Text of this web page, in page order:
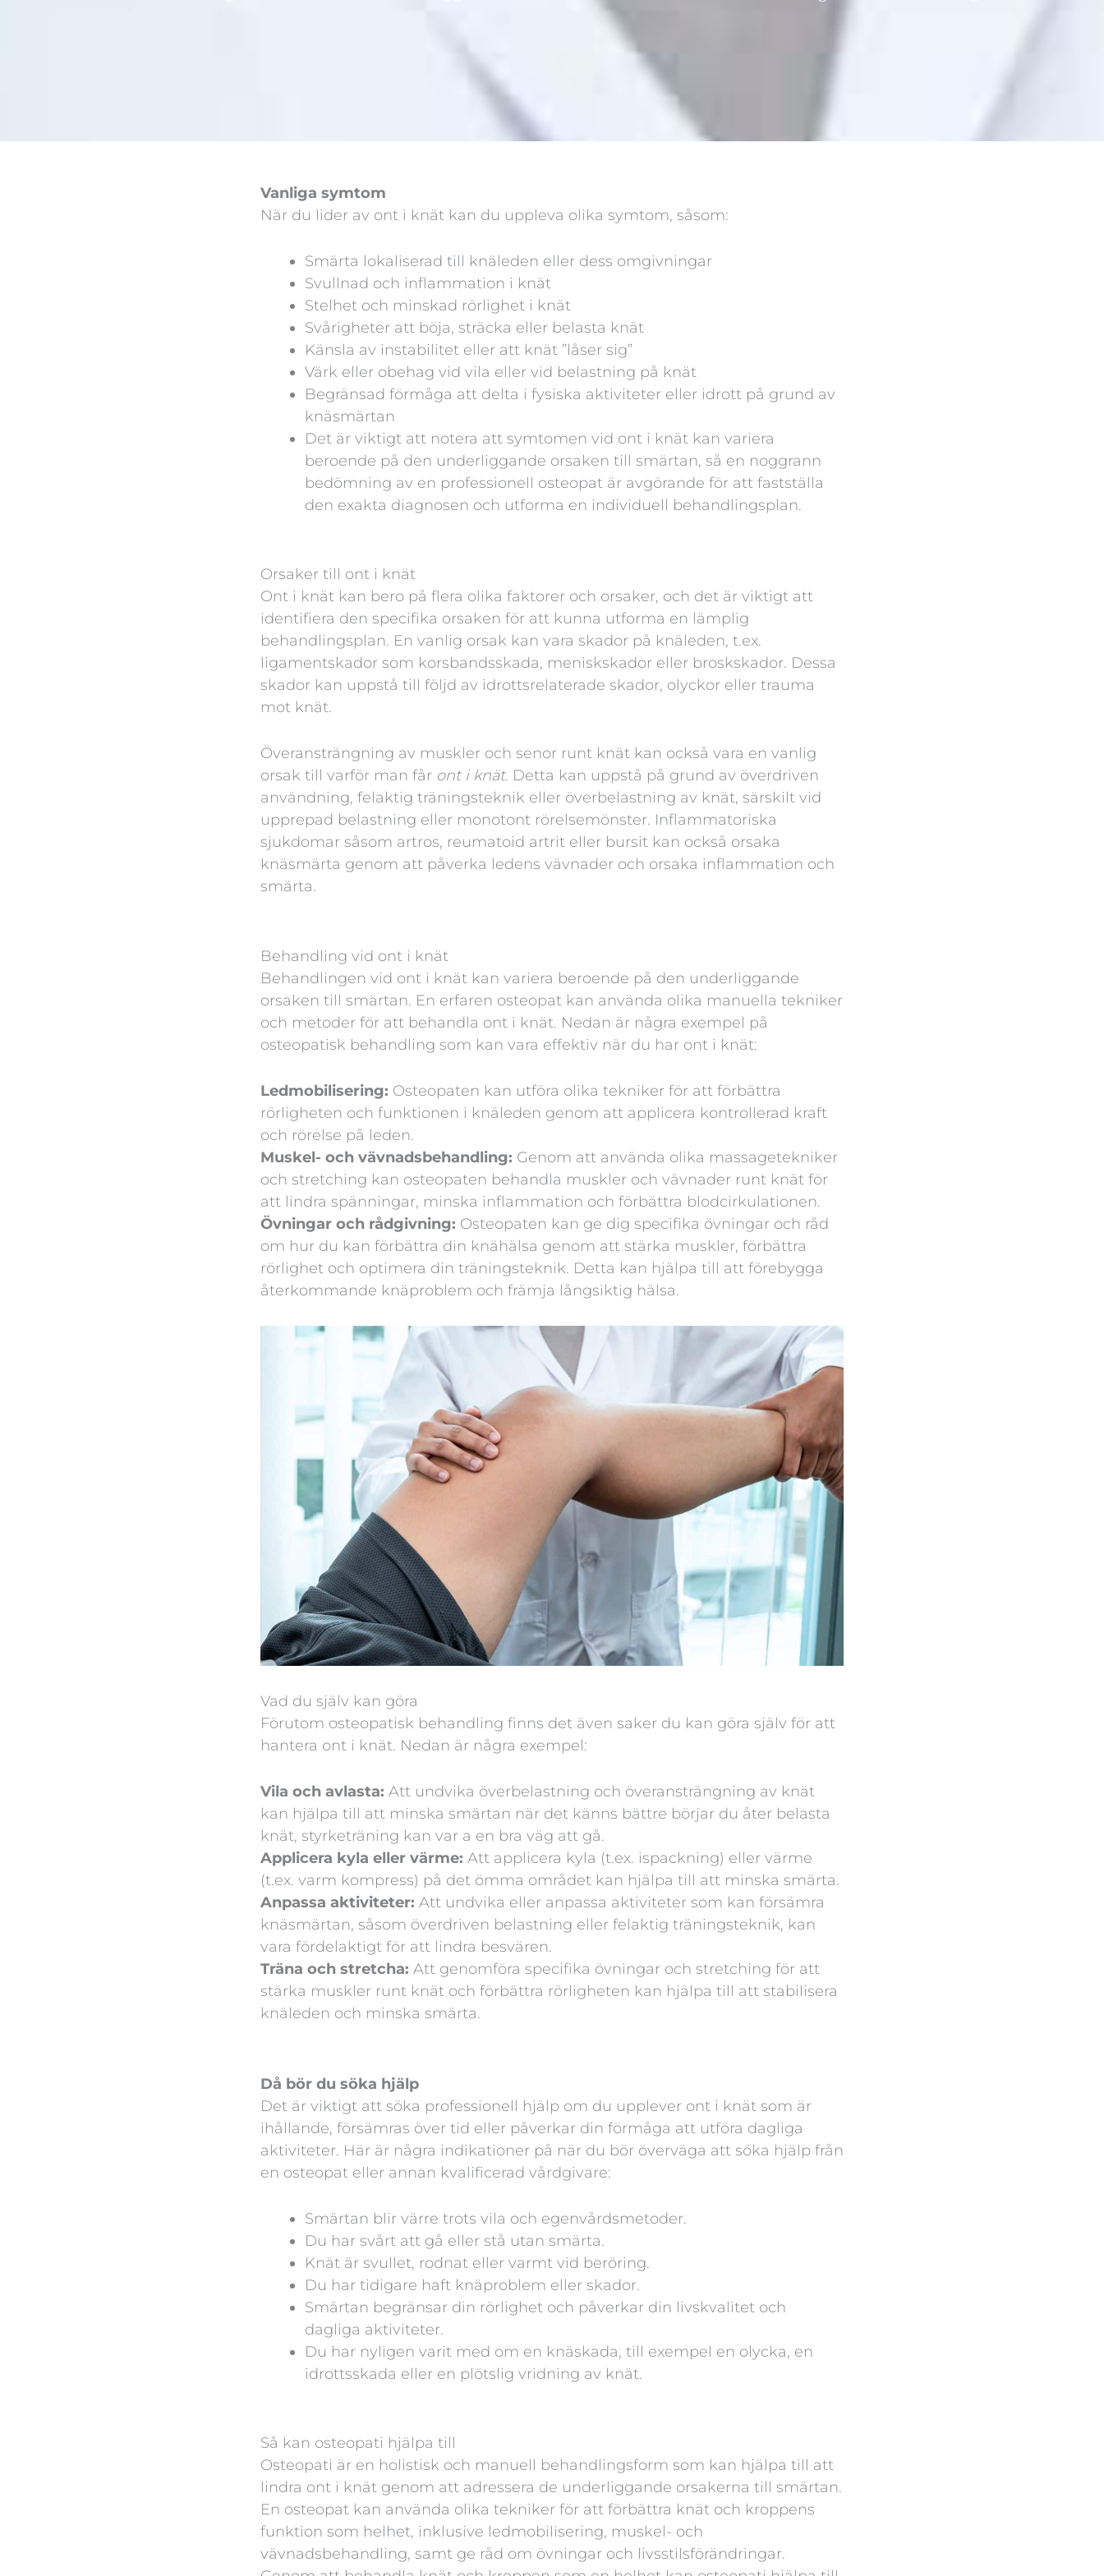
Vanliga symtom
När du lider av ont i knät kan du uppleva olika symtom, såsom:
Smärta lokaliserad till knäleden eller dess omgivningar
Svullnad och inflammation i knät
Stelhet och minskad rörlighet i knät
Svårigheter att böja, sträcka eller belasta knät
Känsla av instabilitet eller att knät ”låser sig”
Värk eller obehag vid vila eller vid belastning på knät
Begränsad förmåga att delta i fysiska aktiviteter eller idrott på grund av
knäsmärtan
Det är viktigt att notera att symtomen vid ont i knät kan variera
beroende på den underliggande orsaken till smärtan, så en noggrann
bedömning av en professionell osteopat är avgörande för att fastställa
den exakta diagnosen och utforma en individuell behandlingsplan.
Orsaker till ont i knät
Ont i knät kan bero på flera olika faktorer och orsaker, och det är viktigt att
identifiera den specifika orsaken för att kunna utforma en lämplig
behandlingsplan. En vanlig orsak kan vara skador på knäleden, t.ex.
ligamentskador som korsbandsskada, meniskskador eller broskskador. Dessa
skador kan uppstå till följd av idrottsrelaterade skador, olyckor eller trauma
mot knät.
Överansträngning av muskler och senor runt knät kan också vara en vanlig
orsak till varför man får ont i knät. Detta kan uppstå på grund av överdriven
användning, felaktig träningsteknik eller överbelastning av knät, särskilt vid
upprepad belastning eller monotont rörelsemönster. Inflammatoriska
sjukdomar såsom artros, reumatoid artrit eller bursit kan också orsaka
knäsmärta genom att påverka ledens vävnader och orsaka inflammation och
smärta.
Behandling vid ont i knät
Behandlingen vid ont i knät kan variera beroende på den underliggande
orsaken till smärtan. En erfaren osteopat kan använda olika manuella tekniker
och metoder för att behandla ont i knät. Nedan är några exempel på
osteopatisk behandling som kan vara effektiv när du har ont i knät:
Ledmobilisering: Osteopaten kan utföra olika tekniker för att förbättra
rörligheten och funktionen i knäleden genom att applicera kontrollerad kraft
och rörelse på leden.
Muskel- och vävnadsbehandling: Genom att använda olika massagetekniker
och stretching kan osteopaten behandla muskler och vävnader runt knät för
att lindra spänningar, minska inflammation och förbättra blodcirkulationen.
Övningar och rådgivning: Osteopaten kan ge dig specifika övningar och råd
om hur du kan förbättra din knähälsa genom att stärka muskler, förbättra
rörlighet och optimera din träningsteknik. Detta kan hjälpa till att förebygga
återkommande knäproblem och främja långsiktig hälsa.
Vad du själv kan göra
Förutom osteopatisk behandling finns det även saker du kan göra själv för att
hantera ont i knät. Nedan är några exempel:
Vila och avlasta: Att undvika överbelastning och överansträngning av knät
kan hjälpa till att minska smärtan när det känns bättre börjar du åter belasta
knät, styrketräning kan var a en bra väg att gå.
Applicera kyla eller värme: Att applicera kyla (t.ex. ispackning) eller värme
(t.ex. varm kompress) på det ömma området kan hjälpa till att minska smärta.
Anpassa aktiviteter: Att undvika eller anpassa aktiviteter som kan försämra
knäsmärtan, såsom överdriven belastning eller felaktig träningsteknik, kan
vara fördelaktigt för att lindra besvären.
Träna och stretcha: Att genomföra specifika övningar och stretching för att
stärka muskler runt knät och förbättra rörligheten kan hjälpa till att stabilisera
knäleden och minska smärta.
Då bör du söka hjälp
Det är viktigt att söka professionell hjälp om du upplever ont i knät som är
ihållande, försämras över tid eller påverkar din förmåga att utföra dagliga
aktiviteter. Här är några indikationer på när du bör överväga att söka hjälp från
en osteopat eller annan kvalificerad vårdgivare:
Smärtan blir värre trots vila och egenvårdsmetoder.
Du har svårt att gå eller stå utan smärta.
Knät är svullet, rodnat eller varmt vid beröring.
Du har tidigare haft knäproblem eller skador.
Smärtan begränsar din rörlighet och påverkar din livskvalitet och
dagliga aktiviteter.
Du har nyligen varit med om en knäskada, till exempel en olycka, en
idrottsskada eller en plötslig vridning av knät.
Så kan osteopati hjälpa till
Osteopati är en holistisk och manuell behandlingsform som kan hjälpa till att
lindra ont i knät genom att adressera de underliggande orsakerna till smärtan.
En osteopat kan använda olika tekniker för att förbättra knät och kroppens
funktion som helhet, inklusive ledmobilisering, muskel- och
vävnadsbehandling, samt ge råd om övningar och livsstilsförändringar.